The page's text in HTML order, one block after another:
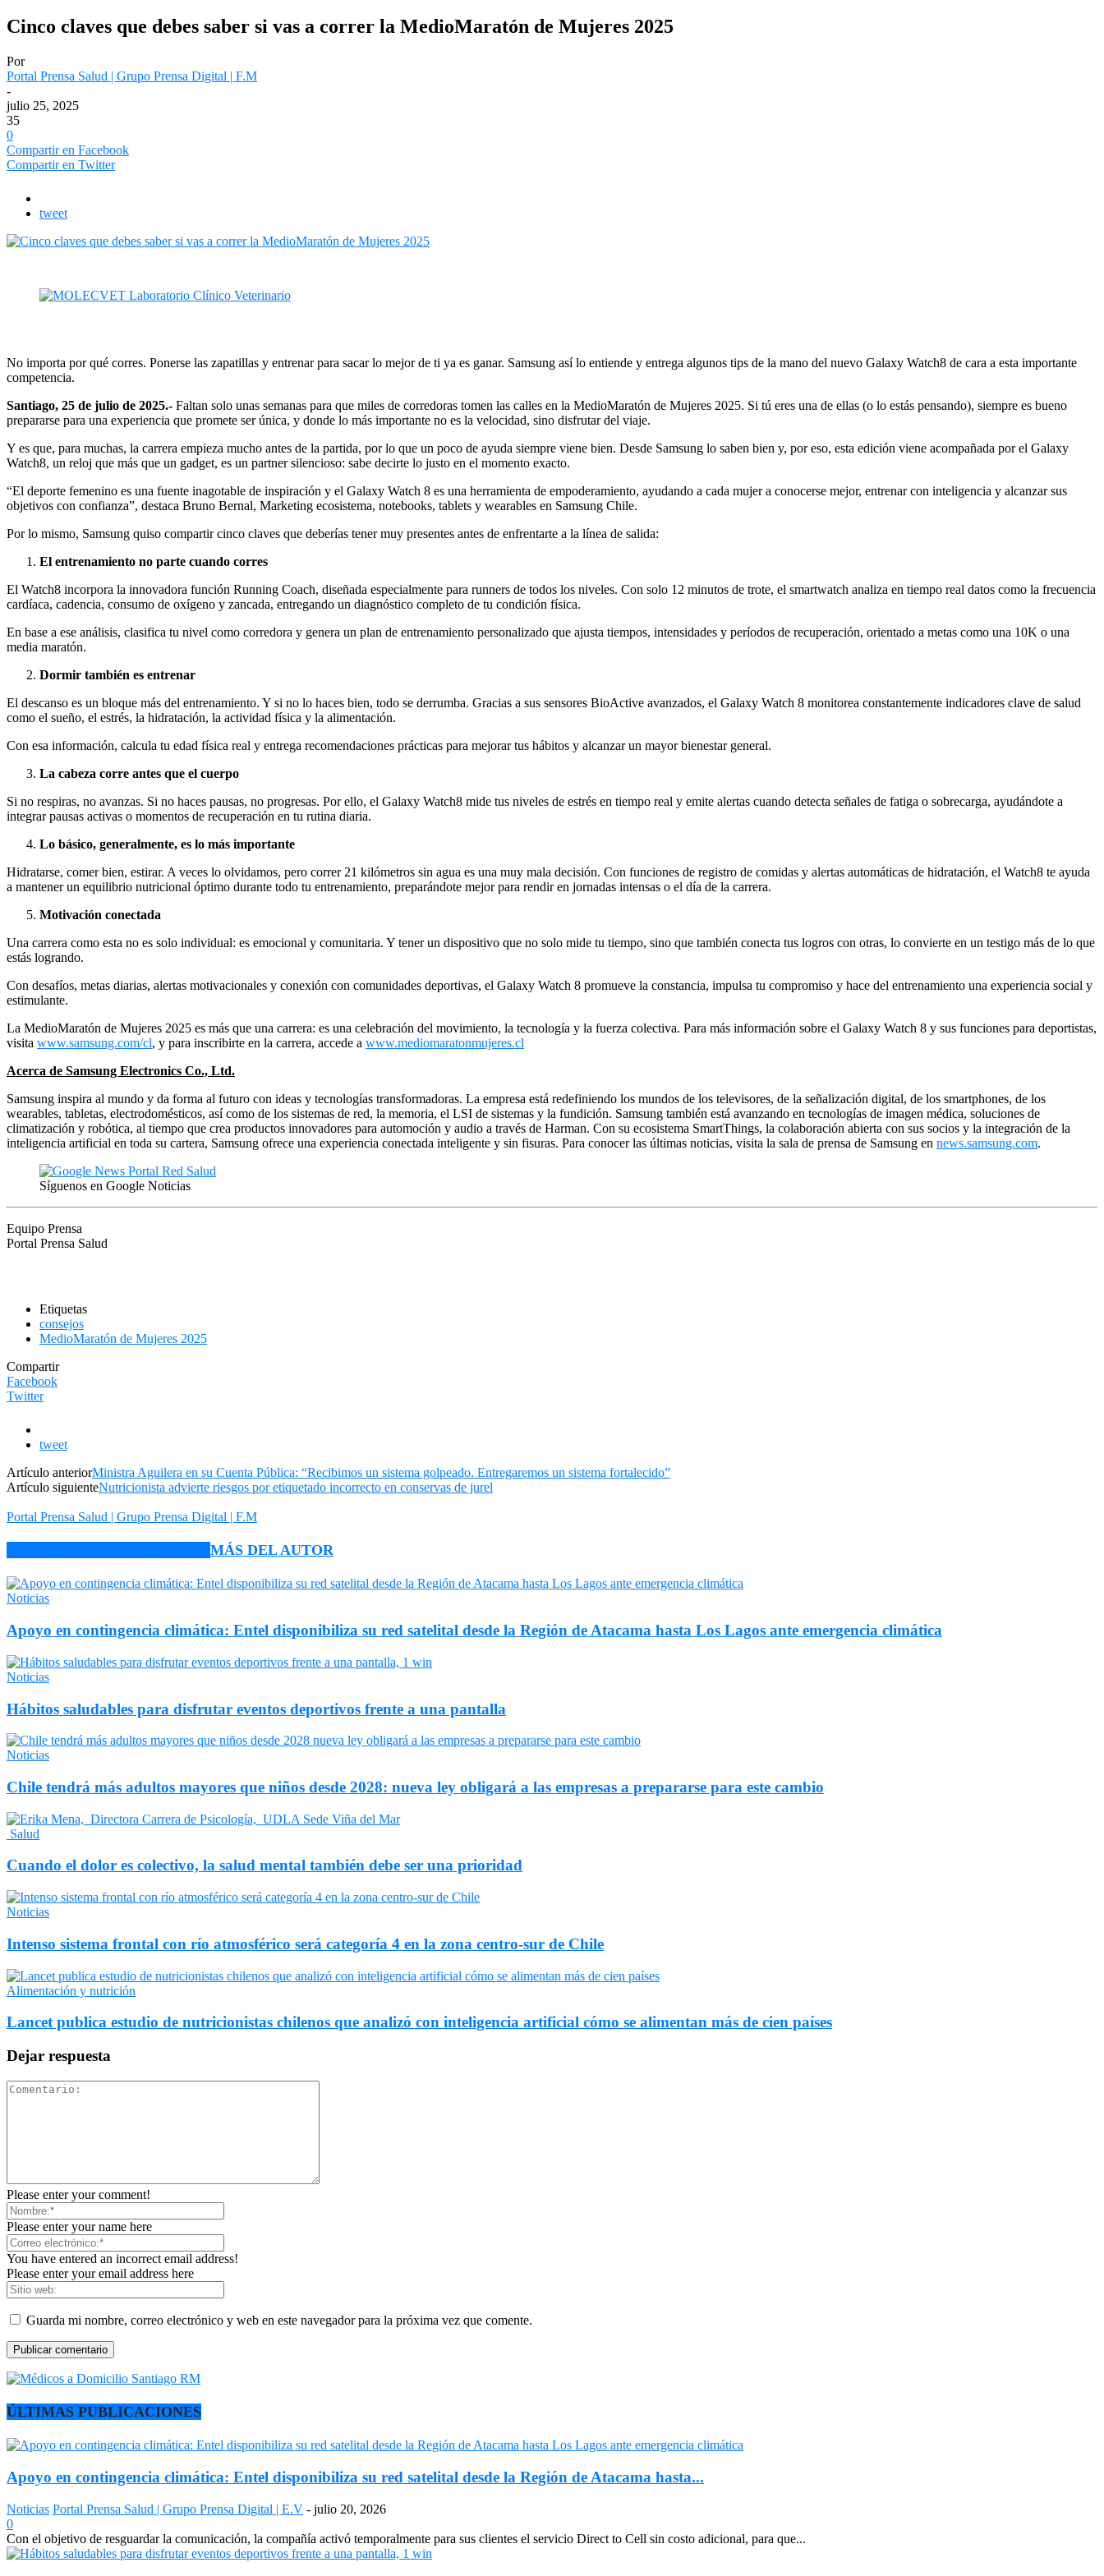
Cinco claves que debes saber si vas a correr la MedioMaratón de Mujeres 2025
Por
Portal Prensa Salud | Grupo Prensa Digital | F.M
-
julio 25, 2025
35
0
Compartir en Facebook
Compartir en Twitter
tweet
No importa por qué corres. Ponerse las zapatillas y entrenar para sacar lo mejor de ti ya es ganar. Samsung así lo entiende y entrega algunos tips de la mano del nuevo Galaxy Watch8 de cara a esta importante
competencia.
Santiago, 25 de julio de 2025.- Faltan solo unas semanas para que miles de corredoras tomen las calles en la MedioMaratón de Mujeres 2025. Si tú eres una de ellas (o lo estás pensando), siempre es bueno
prepararse para una experiencia que promete ser única, y donde lo más importante no es la velocidad, sino disfrutar del viaje.
Y es que, para muchas, la carrera empieza mucho antes de la partida, por lo que un poco de ayuda siempre viene bien. Desde Samsung lo saben bien y, por eso, esta edición viene acompañada por el Galaxy
Watch8, un reloj que más que un gadget, es un partner silencioso: sabe decirte lo justo en el momento exacto.
“El deporte femenino es una fuente inagotable de inspiración y el Galaxy Watch 8 es una herramienta de empoderamiento, ayudando a cada mujer a conocerse mejor, entrenar con inteligencia y alcanzar sus
objetivos con confianza”, destaca Bruno Bernal, Marketing ecosistema, notebooks, tablets y wearables en Samsung Chile.
Por lo mismo, Samsung quiso compartir cinco claves que deberías tener muy presentes antes de enfrentarte a la línea de salida:
El entrenamiento no parte cuando corres
El Watch8 incorpora la innovadora función Running Coach, diseñada especialmente para runners de todos los niveles. Con solo 12 minutos de trote, el smartwatch analiza en tiempo real datos como la frecuencia
cardíaca, cadencia, consumo de oxígeno y zancada, entregando un diagnóstico completo de tu condición física.
En base a ese análisis, clasifica tu nivel como corredora y genera un plan de entrenamiento personalizado que ajusta tiempos, intensidades y períodos de recuperación, orientado a metas como una 10K o una
media maratón.
Dormir también es entrenar
El descanso es un bloque más del entrenamiento. Y si no lo haces bien, todo se derrumba. Gracias a sus sensores BioActive avanzados, el Galaxy Watch 8 monitorea constantemente indicadores clave de salud
como el sueño, el estrés, la hidratación, la actividad física y la alimentación.
Con esa información, calcula tu edad física real y entrega recomendaciones prácticas para mejorar tus hábitos y alcanzar un mayor bienestar general.
La cabeza corre antes que el cuerpo
Si no respiras, no avanzas. Si no haces pausas, no progresas. Por ello, el Galaxy Watch8 mide tus niveles de estrés en tiempo real y emite alertas cuando detecta señales de fatiga o sobrecarga, ayudándote a
integrar pausas activas o momentos de recuperación en tu rutina diaria.
Lo básico, generalmente, es lo más importante
Hidratarse, comer bien, estirar. A veces lo olvidamos, pero correr 21 kilómetros sin agua es una muy mala decisión. Con funciones de registro de comidas y alertas automáticas de hidratación, el Watch8 te ayuda
a mantener un equilibrio nutricional óptimo durante todo tu entrenamiento, preparándote mejor para rendir en jornadas intensas o el día de la carrera.
Motivación conectada
Una carrera como esta no es solo individual: es emocional y comunitaria. Y tener un dispositivo que no solo mide tu tiempo, sino que también conecta tus logros con otras, lo convierte en un testigo más de lo que
estás logrando.
Con desafíos, metas diarias, alertas motivacionales y conexión con comunidades deportivas, el Galaxy Watch 8 promueve la constancia, impulsa tu compromiso y hace del entrenamiento una experiencia social y
estimulante.
La MedioMaratón de Mujeres 2025 es más que una carrera: es una celebración del movimiento, la tecnología y la fuerza colectiva. Para más información sobre el Galaxy Watch 8 y sus funciones para deportistas,
visita www.samsung.com/cl, y para inscribirte en la carrera, accede a www.mediomaratonmujeres.cl
Acerca de Samsung Electronics Co., Ltd.
Samsung inspira al mundo y da forma al futuro con ideas y tecnologías transformadoras. La empresa está redefiniendo los mundos de los televisores, de la señalización digital, de los smartphones, de los
wearables, tabletas, electrodomésticos, así como de los sistemas de red, la memoria, el LSI de sistemas y la fundición. Samsung también está avanzando en tecnologías de imagen médica, soluciones de
climatización y robótica, al tiempo que crea productos innovadores para automoción y audio a través de Harman. Con su ecosistema SmartThings, la colaboración abierta con sus socios y la integración de la
inteligencia artificial en toda su cartera, Samsung ofrece una experiencia conectada inteligente y sin fisuras. Para conocer las últimas noticias, visita la sala de prensa de Samsung en news.samsung.com.
Síguenos en Google Noticias
Equipo Prensa
Portal Prensa Salud
Etiquetas
consejos
MedioMaratón de Mujeres 2025
Compartir
Facebook
Twitter
tweet
Artículo anteriorMinistra Aguilera en su Cuenta Pública: “Recibimos un sistema golpeado. Entregaremos un sistema fortalecido”
Artículo siguienteNutricionista advierte riesgos por etiquetado incorrecto en conservas de jurel
Portal Prensa Salud | Grupo Prensa Digital | F.M
MÁS DEL AUTOR
Noticias
Apoyo en contingencia climática: Entel disponibiliza su red satelital desde la Región de Atacama hasta Los Lagos ante emergencia climática
Noticias
Hábitos saludables para disfrutar eventos deportivos frente a una pantalla
Noticias
Chile tendrá más adultos mayores que niños desde 2028: nueva ley obligará a las empresas a prepararse para este cambio
Salud
Cuando el dolor es colectivo, la salud mental también debe ser una prioridad
Noticias
Intenso sistema frontal con río atmosférico será categoría 4 en la zona centro-sur de Chile
Alimentación y nutrición
Lancet publica estudio de nutricionistas chilenos que analizó con inteligencia artificial cómo se alimentan más de cien países
Dejar respuesta
Please enter your comment!
Please enter your name here
You have entered an incorrect email address!
Please enter your email address here
Guarda mi nombre, correo electrónico y web en este navegador para la próxima vez que comente.
ÚLTIMAS PUBLICACIONES
Apoyo en contingencia climática: Entel disponibiliza su red satelital desde la Región de Atacama hasta...
Noticias Portal Prensa Salud | Grupo Prensa Digital | E.V - julio 20, 2026
0
Con el objetivo de resguardar la comunicación, la compañía activó temporalmente para sus clientes el servicio Direct to Cell sin costo adicional, para que...